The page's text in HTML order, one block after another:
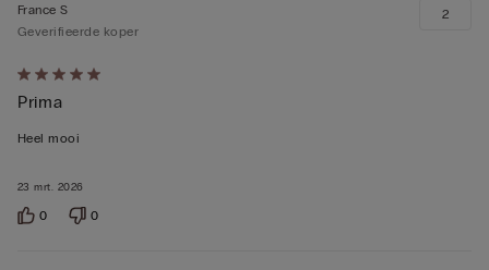
5
op
5
23 mrt. 2026
France S
Geverifieerde koper
Prima
Heel mooi
2
0 0